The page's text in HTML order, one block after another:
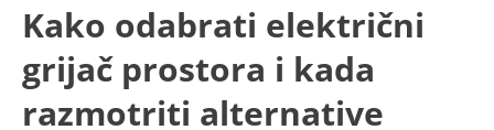
Kako odabrati električni
grijač prostora i kada
razmotriti alternative